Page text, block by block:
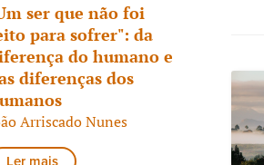
ser que não foi
para sofrer": da
do humano e
diferenças dos
Arriscado Nunes
Ler mais